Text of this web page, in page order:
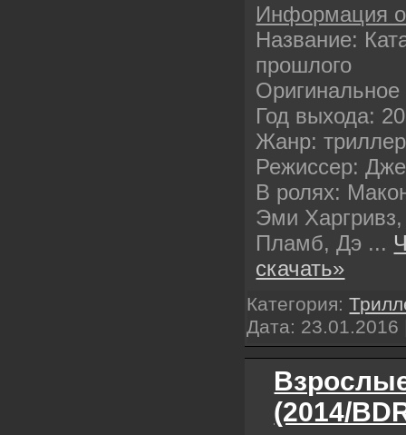
Информация
Название:
прошлого
Год выхода:
Жанр: триллер
Режиссер:
В ролях:
Эми
Пламб, Дэ ...
скачать»
Категория:
Дата: 23.01.2016
(2014/